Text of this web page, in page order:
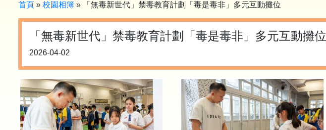
首頁 » 校園相簿 » 「無毒新世代」禁毒教育計劃「毒是毒非」多元互動攤位
「無毒新世代」禁毒教育計劃「毒是毒非」多元互動攤位
2026-04-02